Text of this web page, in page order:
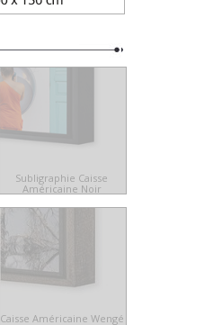
Subligraphie Caisse
Américaine Noir
Caisse Américaine Wengé